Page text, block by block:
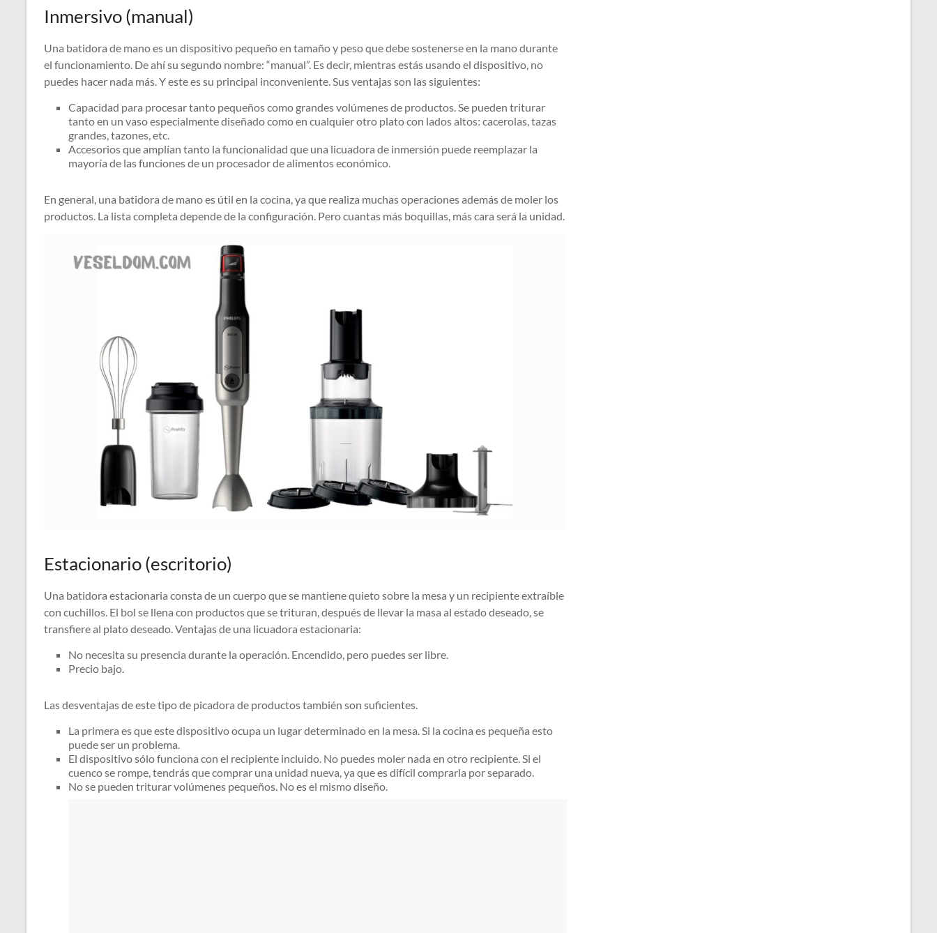
Inmersivo (manual)
Una batidora de mano es un dispositivo pequeño en tamaño y peso que debe sostenerse en la mano durante
el funcionamiento. De ahí su segundo nombre: “manual”. Es decir, mientras estás usando el dispositivo, no
puedes hacer nada más. Y este es su principal inconveniente. Sus ventajas son las siguientes:
Capacidad para procesar tanto pequeños como grandes volúmenes de productos. Se pueden triturar
tanto en un vaso especialmente diseñado como en cualquier otro plato con lados altos: cacerolas, tazas
grandes, tazones, etc.
Accesorios que amplían tanto la funcionalidad que una licuadora de inmersión puede reemplazar la
mayoría de las funciones de un procesador de alimentos económico.
En general, una batidora de mano es útil en la cocina, ya que realiza muchas operaciones además de moler los
productos. La lista completa depende de la configuración. Pero cuantas más boquillas, más cara será la unidad.
Estacionario (escritorio)
Una batidora estacionaria consta de un cuerpo que se mantiene quieto sobre la mesa y un recipiente extraíble
con cuchillos. El bol se llena con productos que se trituran, después de llevar la masa al estado deseado, se
transfiere al plato deseado. Ventajas de una licuadora estacionaria:
No necesita su presencia durante la operación. Encendido, pero puedes ser libre.
Precio bajo.
Las desventajas de este tipo de picadora de productos también son suficientes.
La primera es que este dispositivo ocupa un lugar determinado en la mesa. Si la cocina es pequeña esto
puede ser un problema.
El dispositivo sólo funciona con el recipiente incluido. No puedes moler nada en otro recipiente. Si el
cuenco se rompe, tendrás que comprar una unidad nueva, ya que es difícil comprarla por separado.
No se pueden triturar volúmenes pequeños. No es el mismo diseño.